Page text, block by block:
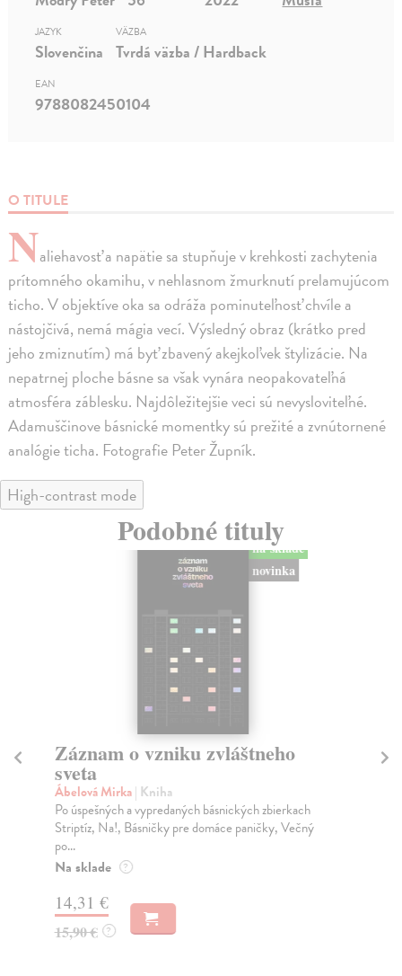
O TITULE
Naliehavosť a napätie sa stupňuje v krehkosti zachytenia
prítomného okamihu, v nehlasnom žmurknutí prelamujúcom
ticho. V objektíve oka sa odráža pominuteľnosť chvíle a
nástojčivá, nemá mágia vecí. Výsledný obraz (krátko pred
jeho zmiznutím) má byť zbavený akejkoľvek štylizácie. Na
nepatrnej ploche básne sa však vynára neopakovateľná
atmosféra záblesku. Najdôležitejšie veci sú nevysloviteľné.
Adamuščinove básnické momentky sú prežité a zvnútornené
analógie ticha. Fotografie Peter Župník.
JAZYK
Slovenčina
VÄZBA
Tvrdá väzba / Hardback
EAN
9788082450104
High-contrast mode
Podobné tituly
na sklade
novinka
Záznam o vzniku zvláštneho
sveta
Ábelová Mirka| Kniha
Po úspešných a vypredaných básnických zbierkach
Striptíz, Na!, Básničky pre domáce paničky, Večný
po...
Na sklade ?
14,31 €
15,90 € ?